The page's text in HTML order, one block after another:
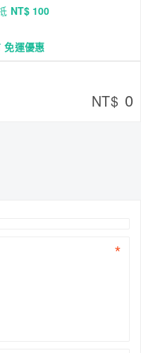
NT$ 100
免運優惠
NT$ 0